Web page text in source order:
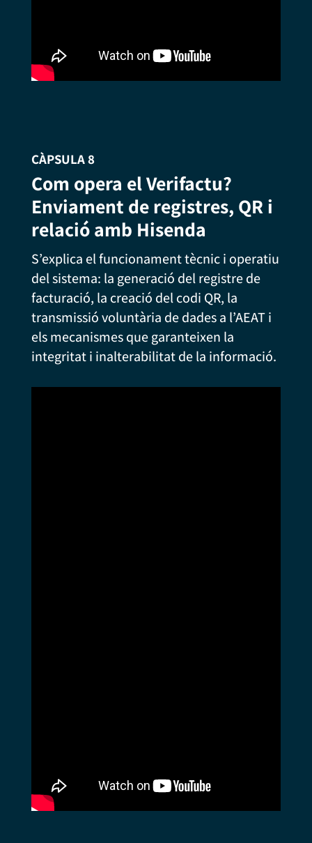
CÀPSULA 8
Com opera el Verifactu?
Enviament de registres, QR i
relació amb Hisenda
S’explica el funcionament tècnic i operatiu
del sistema: la generació del registre de
facturació, la creació del codi QR, la
transmissió voluntària de dades a l’AEAT i
els mecanismes que garanteixen la
integritat i inalterabilitat de la informació.